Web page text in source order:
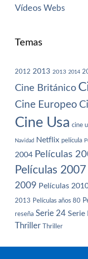
Vídeos Webs
Temas
2012 2013 2013 2014
Cine Británico
Cine Europeo
Cine Usa cine
Navidad Netflix película
2004 Películas
Películas 2007
2009 Películas
2013 Películas años 80
reseña Serie 24 Serie
Thriller Thriller